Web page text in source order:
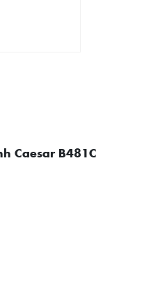
Caesar B481C